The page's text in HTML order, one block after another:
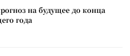
на будущее до конца
года